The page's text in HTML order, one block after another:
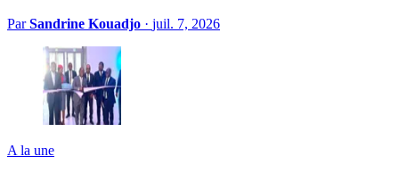
ParSandrine Kouadjo · juil. 7, 2026
A la une